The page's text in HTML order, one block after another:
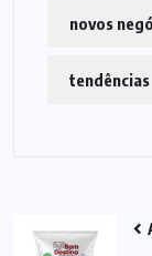
novos
tendências